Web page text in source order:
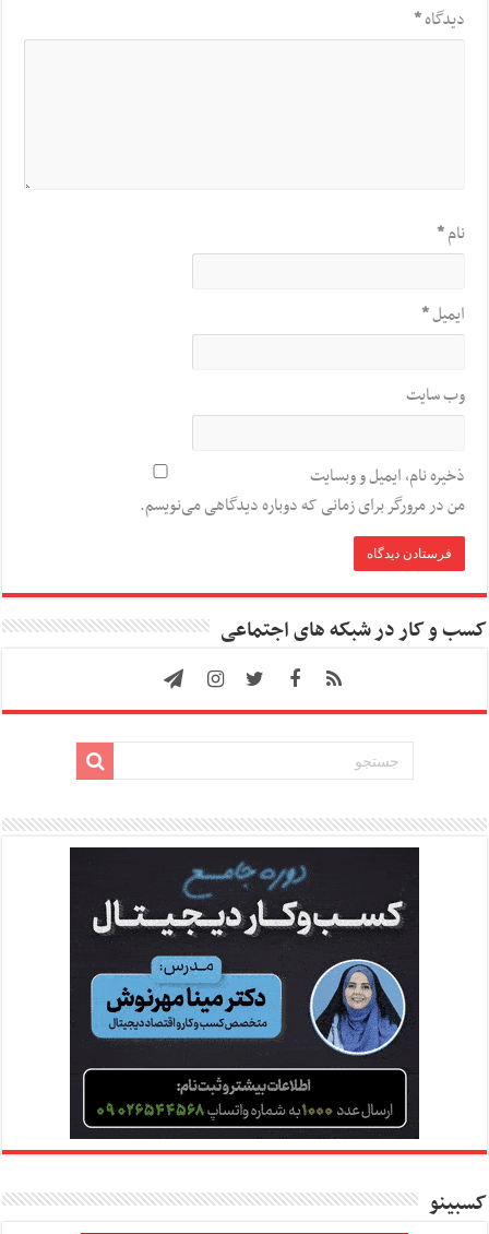
دیدگاه*
نام*
ایمیل*
وب‌ سایت
ذخیره نام، ایمیل و وبسایت
من در مرورگر برای زمانی که دوباره دیدگاهی می‌نویسم.
کسب و کار در شبکه های اجتماعی
کسبینو